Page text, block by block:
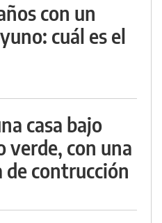
con un
cuál es el
casa bajo
verde, con una
contrucción